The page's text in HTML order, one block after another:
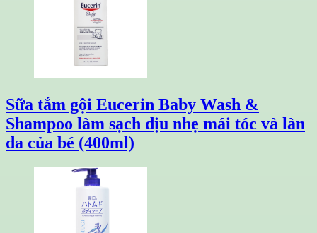
Sữa tắm gội Eucerin Baby Wash &
Shampoo làm sạch dịu nhẹ mái tóc và làn
da của bé (400ml)